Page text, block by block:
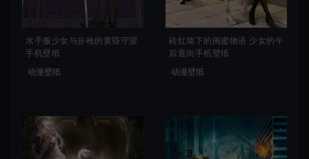
水手服少女与步枪的黄昏守望
手机壁纸
动漫壁纸
砖红墙下的闺蜜物语 少女的午
后逛街手机壁纸
动漫壁纸